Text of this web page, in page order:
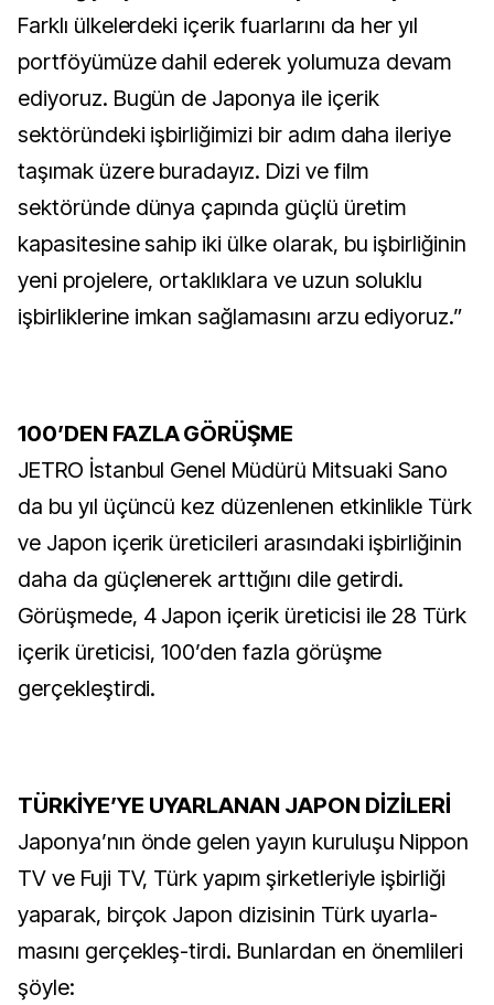
Farklı ülkelerdeki içerik fuarlarını da her yıl
portföyümüze dahil ederek yolumuza devam
ediyoruz. Bugün de Japonya ile içerik
sektöründeki işbirliğimizi bir adım daha ileriye
taşımak üzere buradayız. Dizi ve film
sektöründe dünya çapında güçlü üretim
kapasitesine sahip iki ülke olarak, bu işbirliğinin
yeni projelere, ortaklıklara ve uzun soluklu
işbirliklerine imkan sağlamasını arzu ediyoruz.”
100’DEN FAZLA GÖRÜŞME
JETRO İstanbul Genel Müdürü Mitsuaki Sano
da bu yıl üçüncü kez düzenlenen etkinlikle Türk
ve Japon içerik üreticileri arasındaki işbirliğinin
daha da güçlenerek arttığını dile getirdi.
Görüşmede, 4 Japon içerik üreticisi ile 28 Türk
içerik üreticisi, 100’den fazla görüşme
gerçekleştirdi.
TÜRKİYE’YE UYARLANAN JAPON DİZİLERİ
Japonya’nın önde gelen yayın kuruluşu Nippon
TV ve Fuji TV, Türk yapım şirketleriyle işbirliği
yaparak, birçok Japon dizisinin Türk uyarla-
masını gerçekleş-tirdi. Bunlardan en önemlileri
şöyle: